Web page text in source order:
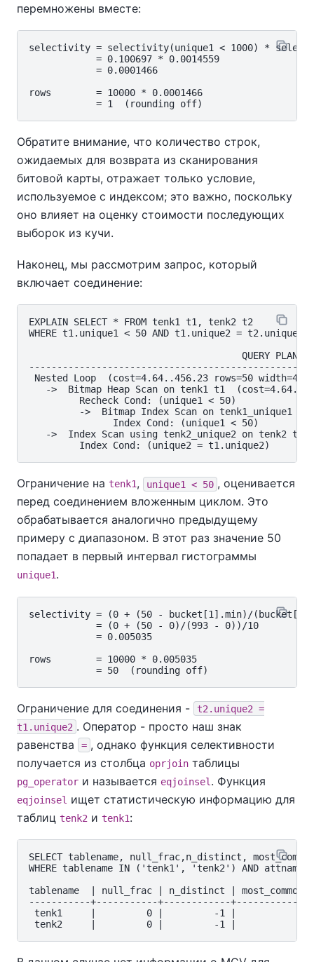
перемножены вместе:
selectivity = selectivity(unique1 < 1000) *
            = 0.100697 * 0.0014559
            = 0.0001466
rows        = 10000 * 0.0001466
Обратите внимание, что количество строк,
ожидаемых для возврата из сканирования
битовой карты, отражает только условие,
используемое с индексом; это важно, поскольку
оно влияет на оценку стоимости последующих
выборок из кучи.
Наконец, мы рассмотрим запрос, который
включает соединение:
EXPLAIN SELECT * FROM tenk1 t1, tenk2 t2
WHERE t1.unique1 < 50 AND t1.unique2 = t2.unique2;
                                      QUERY PLAN
Nested Loop  (cost=4.64..456.23 rows=50 width=488)
->  Bitmap Heap Scan on tenk1 t1
         Recheck Cond: (unique1 < 50)
->  Bitmap Index Scan on tenk1_unique1
               Index Cond: (unique1 < 50)
->  Index Scan using tenk2_unique2 on tenk2 t2
Ограничение на tenk1, unique1 < 50 , оценивается
перед соединением вложенным циклом. Это
обрабатывается аналогично предыдущему
примеру с диапазоном. В этот раз значение 50
попадает в первый интервал гистограммы
unique1.
selectivity = (0 + (50 - bucket[1].min)/
            = (0 + (50 - 0)/(993 - 0))/10
            = 0.005035
rows        = 10000 * 0.005035
Ограничение для соединения -
t2.unique2 =
t1.unique2 . Оператор - просто наш знак
равенства
= , однако функция селективности
получается из столбца oprjoin таблицы
pg_operator и называется eqjoinsel . Функция
eqjoinsel ищет статистическую информацию для
таблиц tenk2 и tenk1:
SELECT tablename, null_frac,n_distinct,
WHERE tablename IN ('tenk1', 'tenk2') AND
tablename  | null_frac | n_distinct |
-----------+-----------+------------
tenk1     |         0 |         -1 |